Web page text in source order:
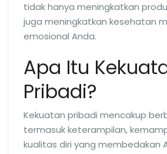
tidak hanya meningkatkan
juga meningkatkan kesehatan
emosional Anda.
Apa Itu
Pribadi?
Kekuatan pribadi mencakup
termasuk keterampilan,
kualitas diri yang membedakan